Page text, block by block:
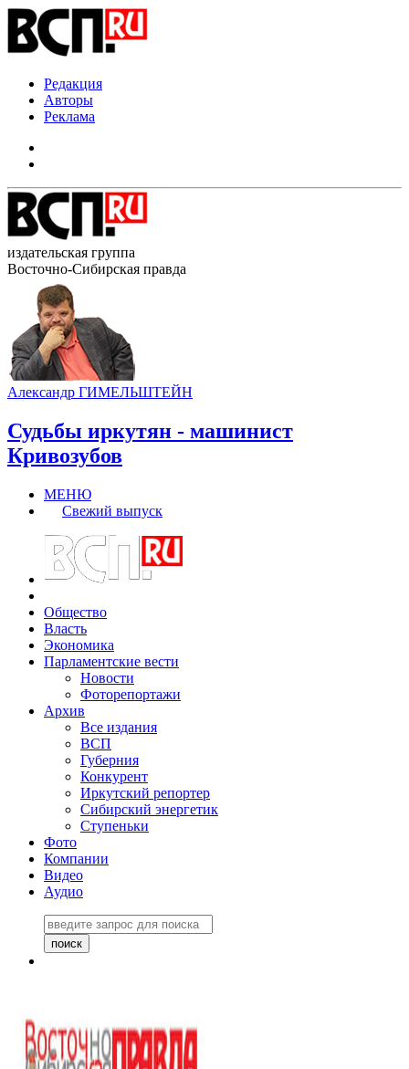
Редакция
Авторы
Реклама
издательская группа
Восточно-Сибирская правда
Александр ГИМЕЛЬШТЕЙН
Судьбы иркутян - машинист
Кривозубов
МЕНЮ
Свежий выпуск
Общество
Власть
Экономика
Парламентские вести
Новости
Фоторепортажи
Архив
Все издания
ВСП
Губерния
Конкурент
Иркутский репортер
Сибирский энергетик
Ступеньки
Фото
Компании
Видео
Аудио